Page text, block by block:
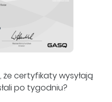
że certyfikaty wysyłają
po tygodniu?